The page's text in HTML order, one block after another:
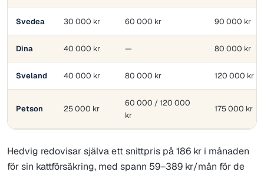
Svedea 30 000 kr 60 000 kr 90 000 kr
Dina 40 000 kr — 80 000 kr
Sveland 40 000 kr 80 000 kr 120 000 kr
Petson 25 000 kr
60 000 / 120 000
kr
175 000 kr
Hedvig redovisar själva ett snittpris på 186 kr i månaden
för sin kattförsäkring, med spann 59–389 kr/mån för de